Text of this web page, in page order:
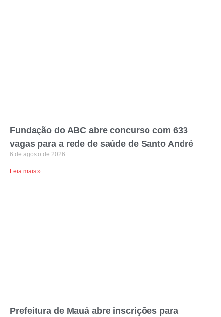
Fundação do ABC abre concurso com 633
vagas para a rede de saúde de Santo André
6 de agosto de 2026
Leia mais »
Prefeitura de Mauá abre inscrições para